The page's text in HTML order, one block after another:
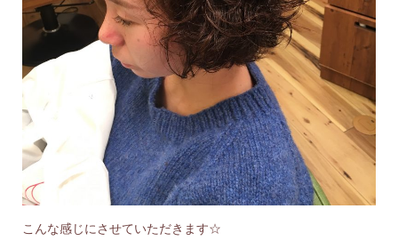
こんな感じにさせていただきます☆